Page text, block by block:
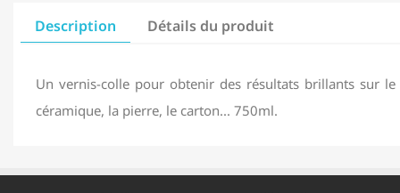
Description Détails du produit
Un vernis-colle pour obtenir des résultats brillants sur
céramique, la pierre, le carton... 750ml.